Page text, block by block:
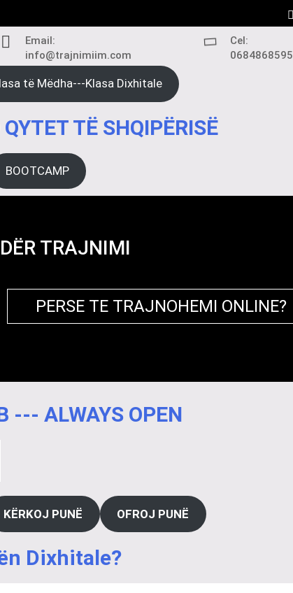
Email:
info@trajnimiim.com
Cel:
0684868595
të Mëdha---Klasa Dixhitale
TË SHQIPËRISË
BOOTCAMP
TRAJNIMI
PERSE TE TRAJNOHEMI ONLINE?
--- ALWAYS OPEN
KËRKOJ PUNË OFROJ PUNË
Dixhitale?